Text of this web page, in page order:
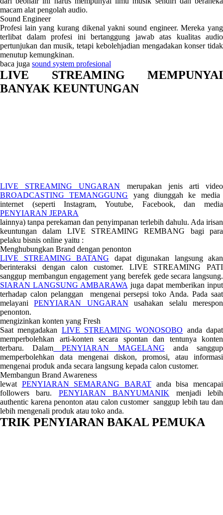
macam alat pengolah audio.
Sound Engineer
Profesi lain yang kurang dikenal yakni sound engineer. Mereka yang
terlibat dalam profesi ini bertanggung jawab atas kualitas audio
pertunjukan dan musik, tetapi kebolehjadian mengadakan konser tidak
menutup kemungkinan.
baca juga sound system profesional
LIVE STREAMING MEMPUNYAI
BANYAK KEUNTUNGAN
LIVE STREAMING UNGARAN merupakan jenis arti video
BROADCASTING TEMANGGUNG yang diunggah ke media
internet (seperti Instagram, Youtube, Facebook, dan media
PENYIARAN JEPARA
lainnya) tanpa perekaman dan penyimpanan terlebih dahulu. Ada irisan
keuntungan dalam LIVE STREAMING REMBANG bagi para
pelaku bisnis online yaitu :
Menghubungkan Brand dengan penonton
LIVE STREAMING BATANG dapat digunakan langsung akan
berinteraksi dengan calon customer. LIVE STREAMING PATI
sanggup membangun engagement yang berefek gede secara langsung.
SIARAN LANGSUNG AMBARAWA juga dapat memberikan input
terhadap calon pelanggan mengenai persepsi toko Anda. Pada saat
melayaniPENYIARAN UNGARAN usahakan selalu merespon
penonton.
mengizinkan konten yang Fresh
Saat mengadakan LIVE STREAMING WONOSOBO anda dapat
memperbolehkan arti-konten secara spontan dan tentunya konten
terbaru. Dalam PENYIARAN MAGELANG anda sanggup
memperbolehkan data mengenai diskon, promosi, atau informasi
mengenai produk anda secara langsung kepada calon customer.
Membangun Brand Awareness
lewat PENYIARAN SEMARANG BARAT anda bisa mencapai
followers baru. PENYIARAN BANYUMANIK menjadi lebih
authentic karena penonton atau calon customer sanggup lebih tau dan
lebih mengenali produk atau toko anda.
TRIK PENYIARAN BAKAL PEMUKA